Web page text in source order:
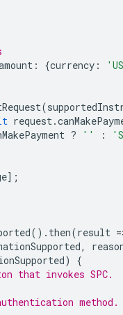
: {currency :
(
request.
? '' :
];
(). then(result =
,
)
{
that invokes SPC.
method.